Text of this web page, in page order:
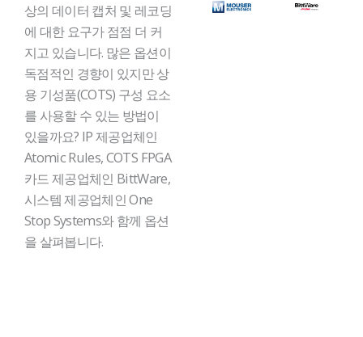
상의 데이터 캡처 및 레코딩
에 대한 요구가 점점 더 커
지고 있습니다. 많은 옵션이
독점적인 경향이 있지만 상
용 기성품(COTS) 구성 요소
를 사용할 수 있는 방법이
있을까요? IP 제공업체인
Atomic Rules, COTS FPGA
카드 제공업체인 BittWare,
시스템 제공업체인 One
Stop Systems와 함께 옵션
을 살펴봅니다.